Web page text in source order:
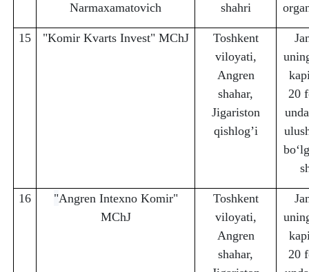
Narmaxamatovich
shahri
15 "Komir Kvarts Invest" MChJ
Toshkent
viloyati,
Angren
shahar,
Jigariston
qishlog’i
20
16 "Angren Intexno Komir"
MChJ
Toshkent
viloyati,
Angren
shahar,
20